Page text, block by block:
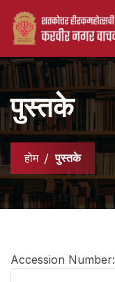
पुस्तके
होम पुस्तके
Accession Number: